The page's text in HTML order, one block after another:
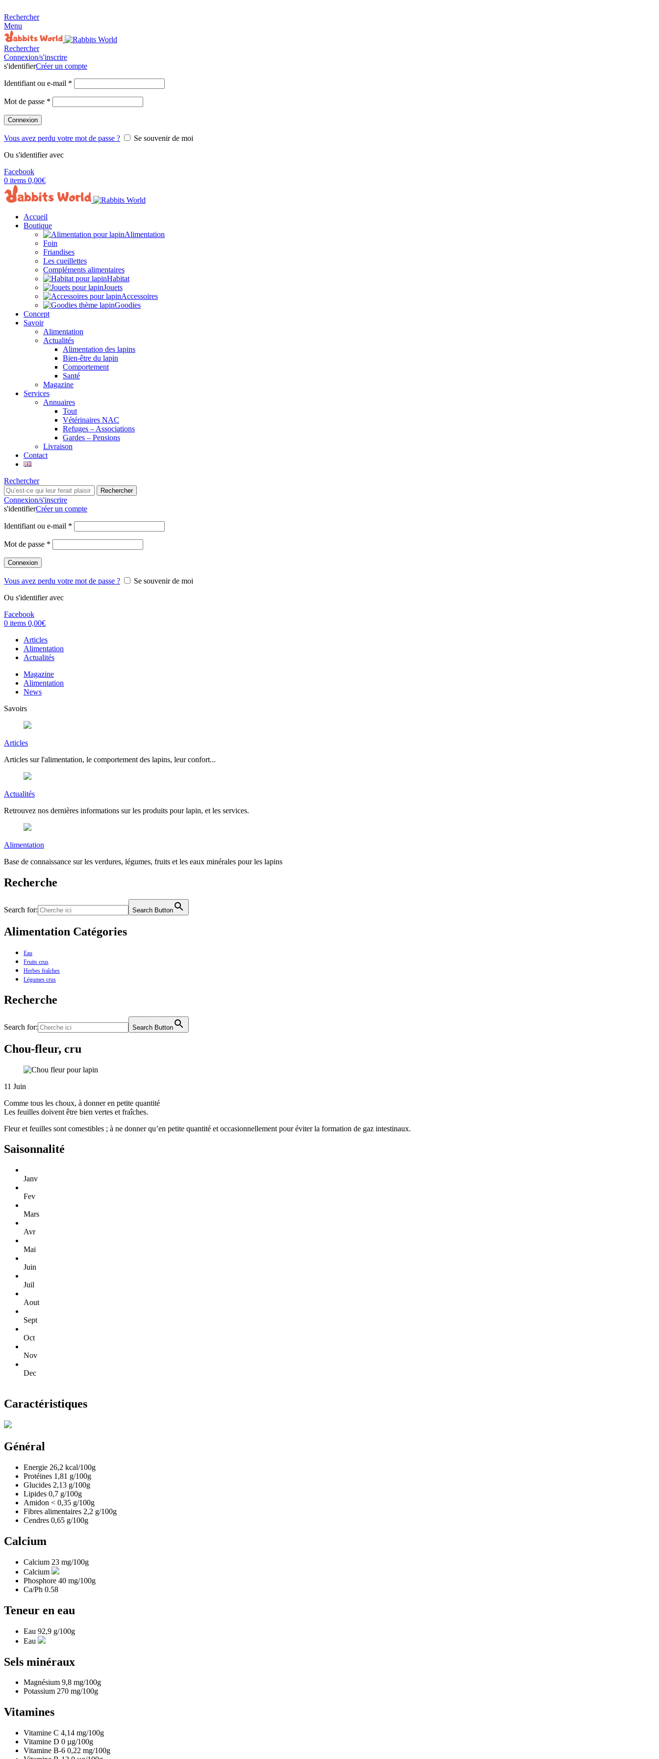
Rechercher
Menu
Rechercher
Connexion/s'inscrire
s'identifierCréer un compte
Identifiant ou e-mail *
Mot de passe *
Connexion
Vous avez perdu votre mot de passe ?
Se souvenir de moi
Ou s'identifier avec
Facebook
0 items 0,00€
Accueil
Boutique
Alimentation
Foin
Friandises
Les cueillettes
Compléments alimentaires
Habitat
Jouets
Accessoires
Goodies
Concept
Savoir
Alimentation
Actualités
Alimentation des lapins
Bien-être du lapin
Comportement
Santé
Magazine
Services
Annuaires
Tout
Vétérinaires NAC
Refuges – Associations
Gardes – Pensions
Livraison
Contact
Rechercher
Rechercher
Connexion/s'inscrire
s'identifierCréer un compte
Identifiant ou e-mail *
Mot de passe *
Connexion
Vous avez perdu votre mot de passe ?
Se souvenir de moi
Ou s'identifier avec
Facebook
0 items 0,00€
Articles
Alimentation
Actualités
Magazine
Alimentation
News
Savoirs
Articles
Articles sur l'alimentation, le comportement des lapins, leur confort...
Actualités
Retrouvez nos dernières informations sur les produits pour lapin, et les services.
Alimentation
Base de connaissance sur les verdures, légumes, fruits et les eaux minérales pour les lapins
Recherche
Search for: Search Button
Alimentation Catégories
Eau
Fruits crus
Herbes fraîches
Légumes crus
Recherche
Search for: Search Button
Chou-fleur, cru
11 Juin
Comme tous les choux, à donner en petite quantité
Les feuilles doivent être bien vertes et fraîches.
Fleur et feuilles sont comestibles ; à ne donner qu’en petite quantité et occasionnellement pour éviter la formation de gaz intestinaux.
Saisonnalité
Janv
Fev
Mars
Avr
Mai
Juin
Juil
Aout
Sept
Oct
Nov
Dec
Caractéristiques
Général
Energie 26,2 kcal/100g
Protéines 1,81 g/100g
Glucides 2,13 g/100g
Lipides 0,7 g/100g
Amidon < 0,35 g/100g
Fibres alimentaires 2,2 g/100g
Cendres 0,65 g/100g
Calcium
Calcium 23 mg/100g
Calcium
Phosphore 40 mg/100g
Ca/Ph 0.58
Teneur en eau
Eau 92,9 g/100g
Eau
Sels minéraux
Magnésium 9,8 mg/100g
Potassium 270 mg/100g
Vitamines
Vitamine C 4,14 mg/100g
Vitamine D 0 µg/100g
Vitamine B-6 0,22 mg/100g